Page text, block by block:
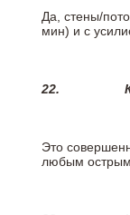
Да, стены/
мин) и с
22.
Это
любым